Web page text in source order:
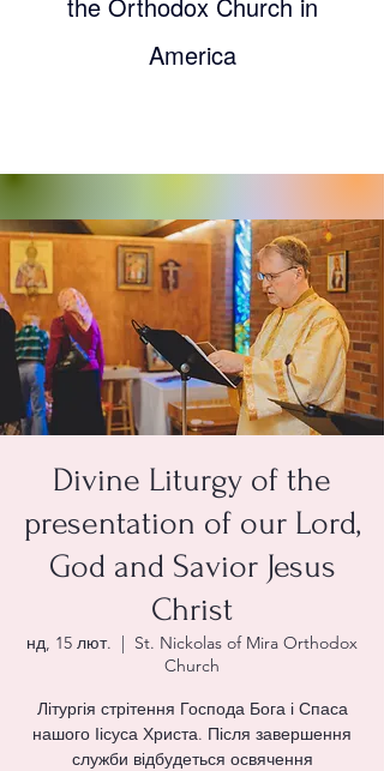
America
Divine Liturgy of the
presentation of our Lord,
God and Savior Jesus
Christ
нд, 15 лют.
  |
St. Nickolas of Mira Orthodox
Church
Літургія стрітення Господа Бога і Спаса
нашого Іісуса Христа. Після завершення
служби відбудеться освячення